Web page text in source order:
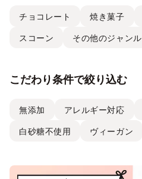
チョコレート 焼き菓子
スコーン その他のジャンル
こだわり条件で絞り込む
無添加 アレルギー対応
白砂糖不使用 ヴィーガン